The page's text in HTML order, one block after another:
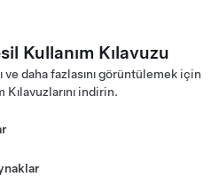
Kılavuzu - Kuzey
Kılavuzu - Avrupa
Kılavuzu - Avrupa
Kılavuzu - Japonya
Kılavuzu - Japonya
Kullanım Kılavuzu
daha fazlasını görüntülemek için
indirin.